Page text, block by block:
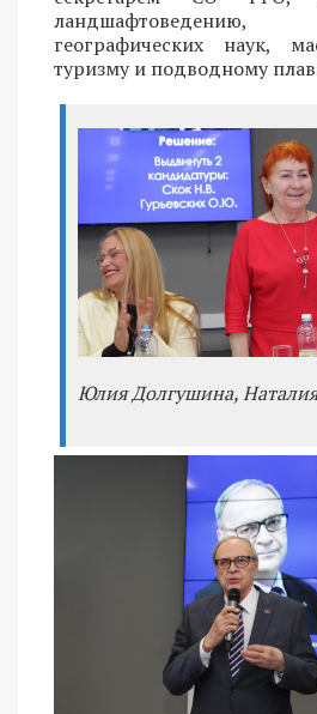
географических наук,
туризму и подводному
Юлия Долгушина,